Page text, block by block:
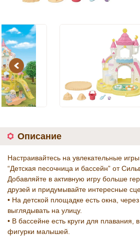
Previous
Описание
Настраивайтесь на увлекательные
“Детская песочница и бассейн” от
Добавляйте в активную игру больше
друзей и придумывайте интересные
• На детской площадке есть окна,
выглядывать на улицу.
• В бассейне есть круги для
фигурки малышей.